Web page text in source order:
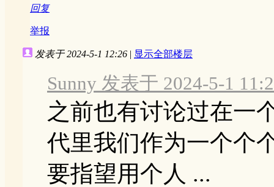
回复
举报
发表于 2024-5-1 12:26 | 显示全部楼层
Sunny 发表于 2024-5-1
之前也有讨论过在一
代里我们作为一个个
要指望用个人 ...